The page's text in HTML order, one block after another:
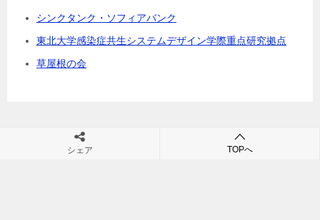
シンクタンク・ソフィアバンク
東北大学感染症共生システムデザイン学際重点研究拠点
草屋根の会
シェア TOPへ